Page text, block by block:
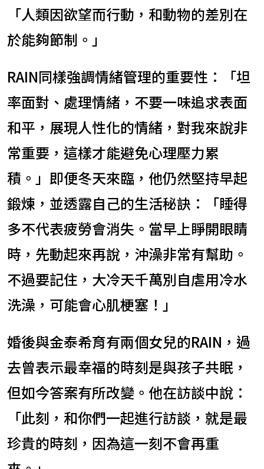
「人類因欲望而行動，和動物的差別在
於能夠節制。」
RAIN同樣強調情緒管理的重要性：「坦
率面對、處理情緒，不要一味追求表面
和平，展現人性化的情緒，對我來說非
常重要，這樣才能避免心理壓力累
積。」即便冬天來臨，他仍然堅持早起
鍛煉，並透露自己的生活秘訣：「睡得
多不代表疲勞會消失。當早上睜開眼睛
時，先動起來再說，沖澡非常有幫助。
不過要記住，大冷天千萬別自虐用冷水
洗澡，可能會心肌梗塞！」
婚後與金泰希育有兩個女兒的RAIN，過
去曾表示最幸福的時刻是與孩子共眠，
但如今答案有所改變。他在訪談中說：
「此刻，和你們一起進行訪談，就是最
珍貴的時刻，因為這一刻不會再重